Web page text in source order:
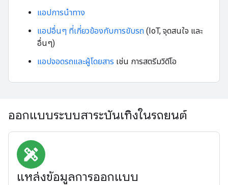
แอปการนําทาง
แอปอื่นๆ ที่เกี่ยวข้องกับการขับรถ (IoT, จุดสนใจ และ
อื่นๆ)
แอปจอดรถและผู้โดยสาร เช่น การสตรีมวิดีโอ
ออกแบบระบบสาระบันเทิงในรถยนต์
design_services
แหล่งข้อมูลการออกแบบ